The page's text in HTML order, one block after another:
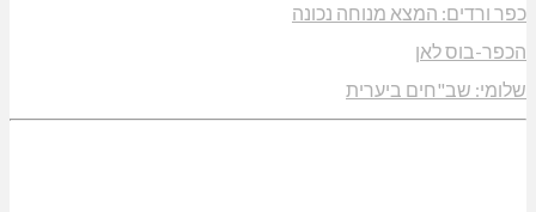
כפר ורדים: המצא מנוחה נכונה
הכפר-בוס לאן
שלומי: שב"חים ביערית